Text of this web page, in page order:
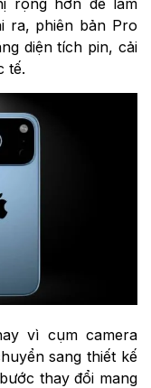
ra, phiên bản Pro
diện tích pin, cải
tế.
vì cụm camera
sang thiết kế
thay đổi mang